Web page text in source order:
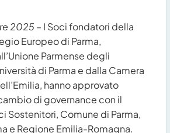
2025 – I Soci fondatori della
Europeo di Parma,
Parmense degli
di Parma e dalla Camera
hanno approvato
di governance con il
Sostenitori, Comune di Parma,
e Regione Emilia-Romagna.